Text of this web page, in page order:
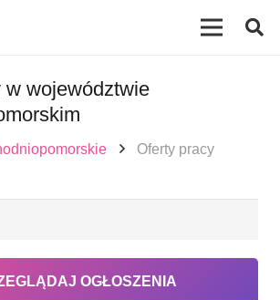
w województwie
Oferty pracy